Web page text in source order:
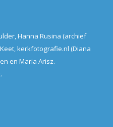
Hanna Rusina (archief
kerkfotografie.nl (Diana
en Maria Arisz.